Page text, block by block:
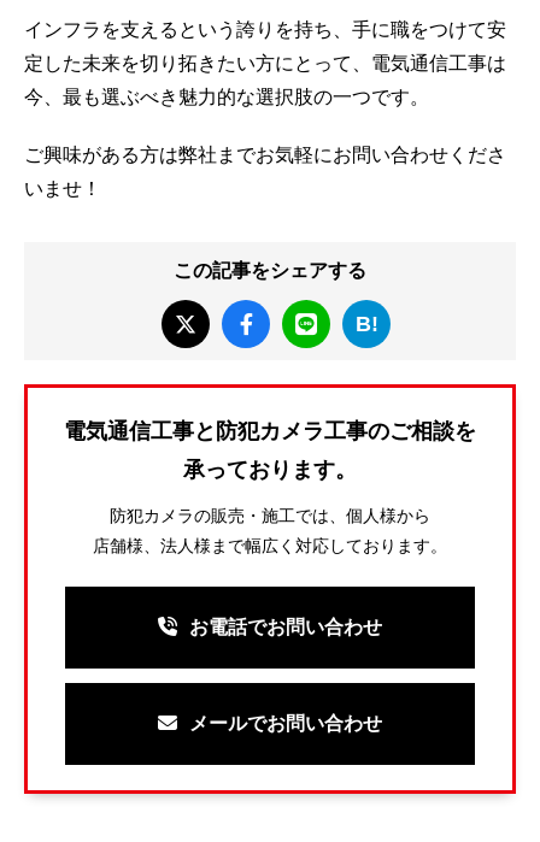
インフラを支えるという誇りを持ち、手に職をつけて安
定した未来を切り拓きたい方にとって、電気通信工事は
今、最も選ぶべき魅力的な選択肢の一つです。
ご興味がある方は弊社までお気軽にお問い合わせくださ
いませ！
この記事をシェアする
B!
電気通信工事と防犯カメラ工事のご相談を
承っております。
防犯カメラの販売・施工では、個人様から
店舗様、法人様まで幅広く対応しております。
お電話でお問い合わせ
メールでお問い合わせ